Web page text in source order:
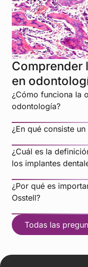
Comprender
en
¿Cómo funciona la
odontología?
¿En qué consiste
¿Cuál es la
los implantes
¿Por qué es
Osstell?
Todas las